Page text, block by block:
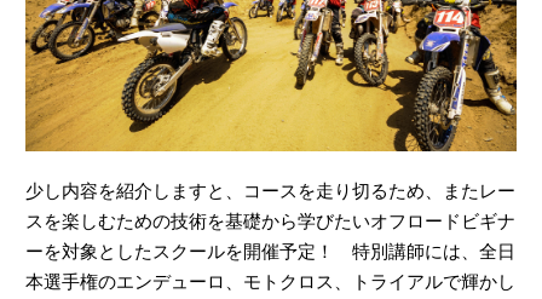
少し内容を紹介しますと、コースを走り切るため、またレー
スを楽しむための技術を基礎から学びたいオフロードビギナ
ーを対象としたスクールを開催予定！ 特別講師には、全日
本選手権のエンデューロ、モトクロス、トライアルで輝かし